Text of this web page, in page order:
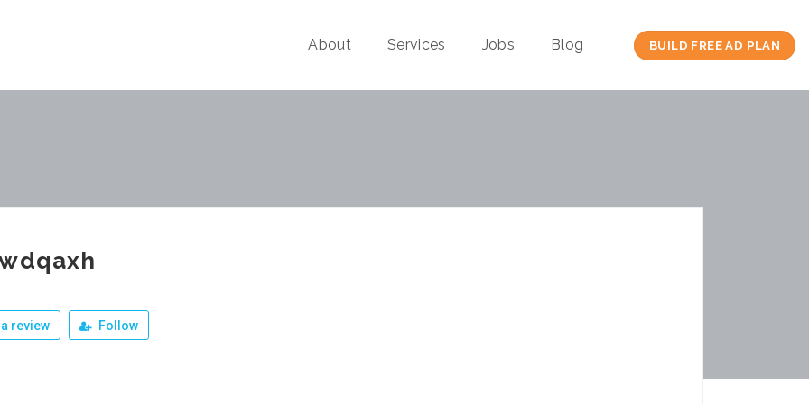
About Services Jobs Blog BUILD FREE AD PLAN
review Follow